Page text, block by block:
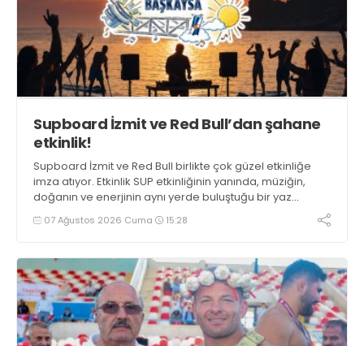
Supboard İzmit ve Red Bull’dan şahane
etkinlik!
Supboard İzmit ve Red Bull birlikte çok güzel etkinliğe
imza atıyor. Etkinlik SUP etkinliğinin yanında, müziğin,
doğanın ve enerjinin aynı yerde buluştuğu bir yaz
deneyimini de buluşturuyor.
07 Ağustos 2026 Cuma 15:28